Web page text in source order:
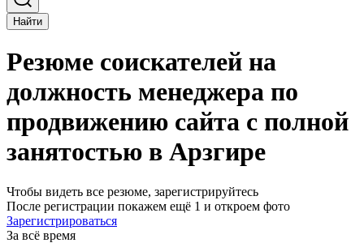
Найти
Резюме соискателей на
должность менеджера по
продвижению сайта с полной
занятостью в Арзгире
Чтобы видеть все резюме, зарегистрируйтесь
После регистрации покажем ещё 1 и откроем фото
Зарегистрироваться
За всё время